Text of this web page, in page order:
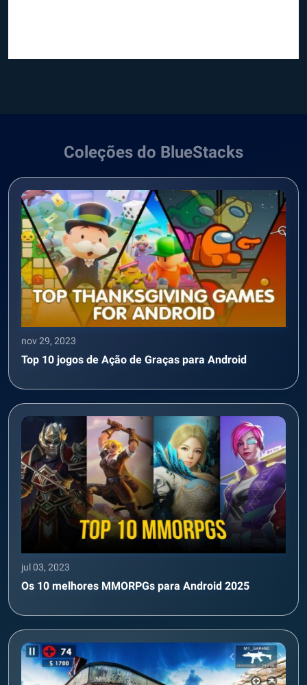
Coleções do BlueStacks
nov 29, 2023
Top 10 jogos de Ação de Graças para Android
jul 03, 2023
Os 10 melhores MMORPGs para Android 2025